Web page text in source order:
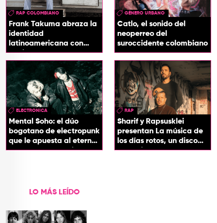
RAP COLOMBIANO
Frank Takuma abraza la
identidad
latinoamericana con
'InDios'
GÉNERO URBANO
Catlo, el sonido del
neoperreo del
suroccidente colombiano
ELECTRONICA
Mental Soho: el dúo
bogotano de electropunk
que le apuesta al eterno
presente con su álbum
RAP
Sharif y Rapsusklei
presentan La música de
los días rotos, un disco
que salda una promesa
LO MÁS LEÍDO